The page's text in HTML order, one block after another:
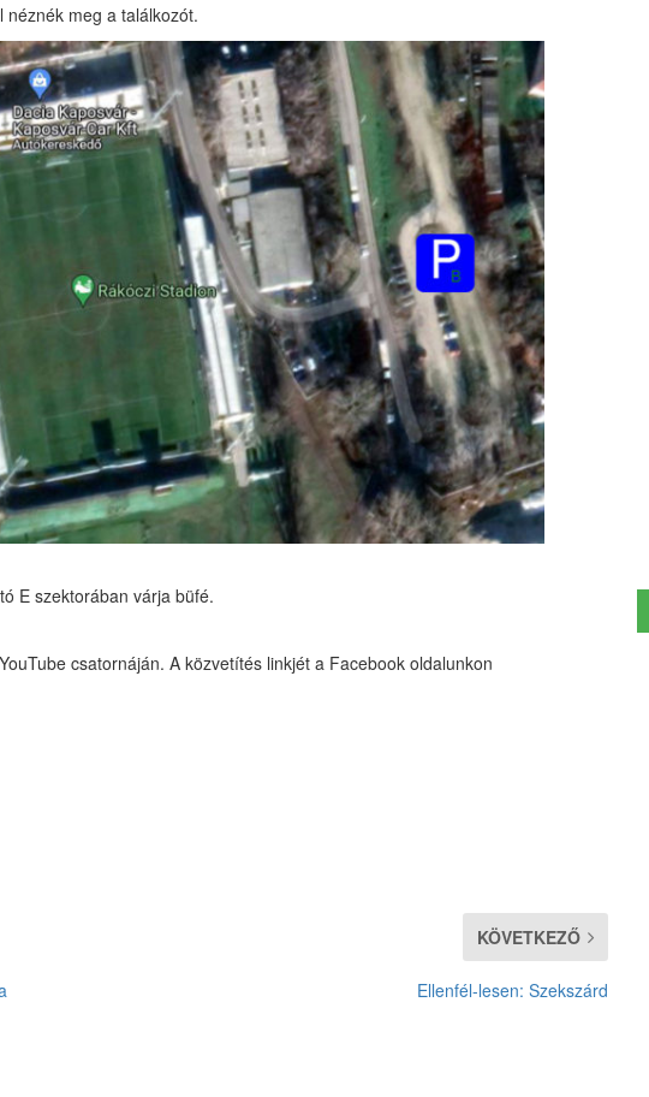
meg a találkozót.
E szektorában várja büfé.
csatornáján. A közvetítés linkjét a Facebook oldalunkon
KÖVETKEZŐ
Ellenfél-lesen: Szekszárd